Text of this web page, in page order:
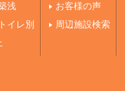
浅
イレ別
お客様の声
周辺施設検索